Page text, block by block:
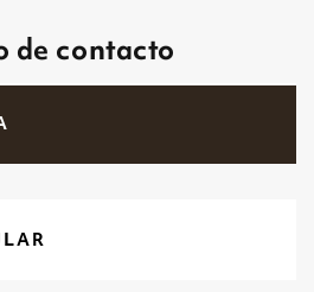
de contacto